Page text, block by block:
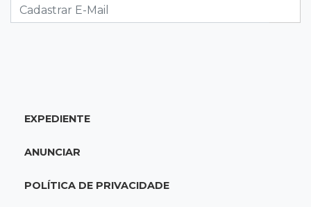
Brasileirão Feminino
20:15Pedro Juan Caballero
ligada a laboratório ilegal
EXPEDIENTE
ANUNCIAR
POLÍTICA DE PRIVACIDADE